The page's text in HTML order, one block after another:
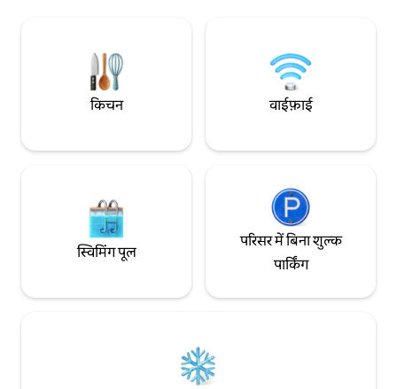
शामिल है।हम पारिवारिक यात्राओं, सामूहिक ठहरने,
व्यावसायिक यात्राओं और दूर रहकर काम करने के
लिए लंबी अवधि के ठहरने की सुविधा भी देते हैं।
तलाश करने के लिए धन्यवाद।हम आखिरी पलों में
लाइन पर तीन स्टेशन पैदल दूरी के भीतर हैं, और
बेहतरीन ऐक्सेस और आस-पास मौजूद स्थानीय लोगों
के पसंदीदा ढेर सारे स्वादिष्ट रेस्टोरेंट वाली एक खास
मिनट की दूरी पर (शिंकनसेन, जेआर, ओसाका मेट्रो
3 मिनट की पैदल दूरी पर हिगाशी-मिकुनी स्टेशन
(ओसाका मेट्रो मिदोसुजी लाइन) से 8 मिनट की पैदल
पर, हंक्यू उमेडा से 11
कावारमाची का सीधा
सीधा ऐक्सेस: 25 मिनट
ऐक्सेस: 22 मिनट नांबा
Hankyu Kyoto
सुविधा◆ ऑप्टिकल
रेफ़्रिजरेटर,
कॉफ़ी मेकर, खाना
टूथब्रश, बाथ टॉवेल से
किचन वाईफ़ाई
स्विमिंग पूल
परिसर में बिना शुल्क
पार्किंग